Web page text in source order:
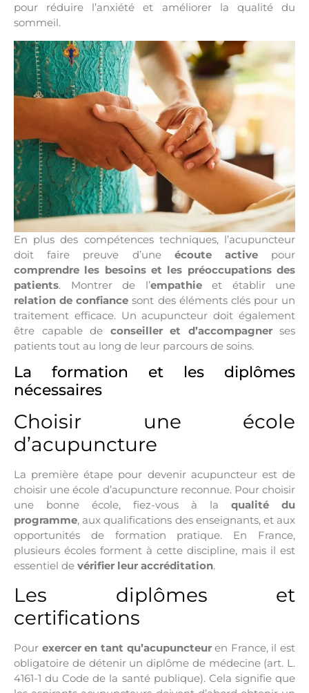
pour réduire l’anxiété et améliorer la qualité du
sommeil.
En plus des compétences techniques, l’acupuncteur
doit faire preuve d’une écoute activepour
comprendre les besoins et les préoccupations des
patients. Montrer de l’empathieet établir une
relation de confiance sont des éléments clés pour un
traitement efficace. Un acupuncteur doit également
être capable de conseiller et d’accompagnerses
patients tout au long de leur parcours de soins.
La formation et les diplômes
nécessaires
Choisir une école
d’acupuncture
La première étape pour devenir acupuncteur est de
choisir une école d’acupuncture reconnue. Pour choisir
une bonne école, fiez-vous à la qualité du
programme, aux qualifications des enseignants, et aux
opportunités de formation pratique. En France,
plusieurs écoles forment à cette discipline, mais il est
essentiel de vérifier leur accréditation.
Les diplômes et
certifications
Pour exercer en tant qu’acupuncteuren France, il est
obligatoire de détenir un diplôme de médecine (art. L.
4161-1 du Code de la santé publique). Cela signifie que